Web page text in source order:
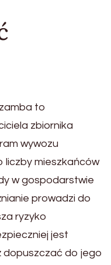
to
zbiornika
wywozu
liczby mieszkańców
w gospodarstwie
prowadzi do
ryzyko
jest
dopuszczać do jego